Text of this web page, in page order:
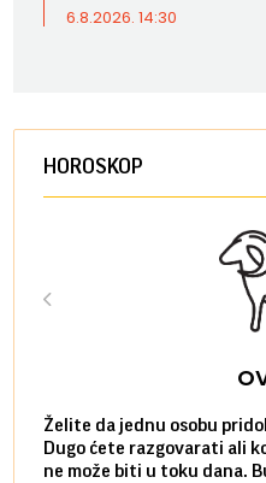
6.8.2026. 14:30
HOROSKOP
Želite da jednu osobu
Dugo ćete razgovarati ali
ne može biti u toku dana.